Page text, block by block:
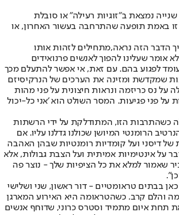
נמצאת ב"זוגיות רעילה" או סובלת
זו באמת תופעה שהתרחבה בעשור האחרון, או
הדבר הזה נראה,מתחילים לזהות אותו
אומר שעלינו להפוך לאנשים פרנואידים
לפגוע בהם. עם זאת, אי אפשר להתעלם מכך
שמקדשת ומזינה את הערכים של הנרקיסיזם
על נס כריזמה ונראות חיצונית על פני מהות
על פני פגיעות. המסר השולט הוא 'אני כל-יכול
כשהתרבות הזו, המתודלקת על ידי הרשתות
הרומנטי המיושן שכולנו גדלנו עליו. אם
של דיסני ועל קומדיות רומנטיות שבהן האהבה
על אינטימיות אמיתית ועל הצבת גבולות, אלא
שאמור למלא את כל הציפיות שלך - נוצר פה
בבתים טראומטיים - דור ראשון, שני ושלישי
והלם קרב. כשהטראומה היא האירוע המארגן
תחת איום מתמיד וסטרס כרוני, שדוחף אנשים